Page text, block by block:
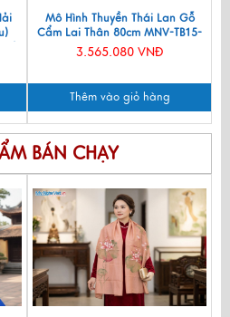
|
Mô Hình Thuyền Thái Lan Gỗ
Cẩm Lai Thân 80cm MNV-TB15-
80C
3.565.080 VNĐ
Thêm vào giỏ hàng
BÁN CHẠY